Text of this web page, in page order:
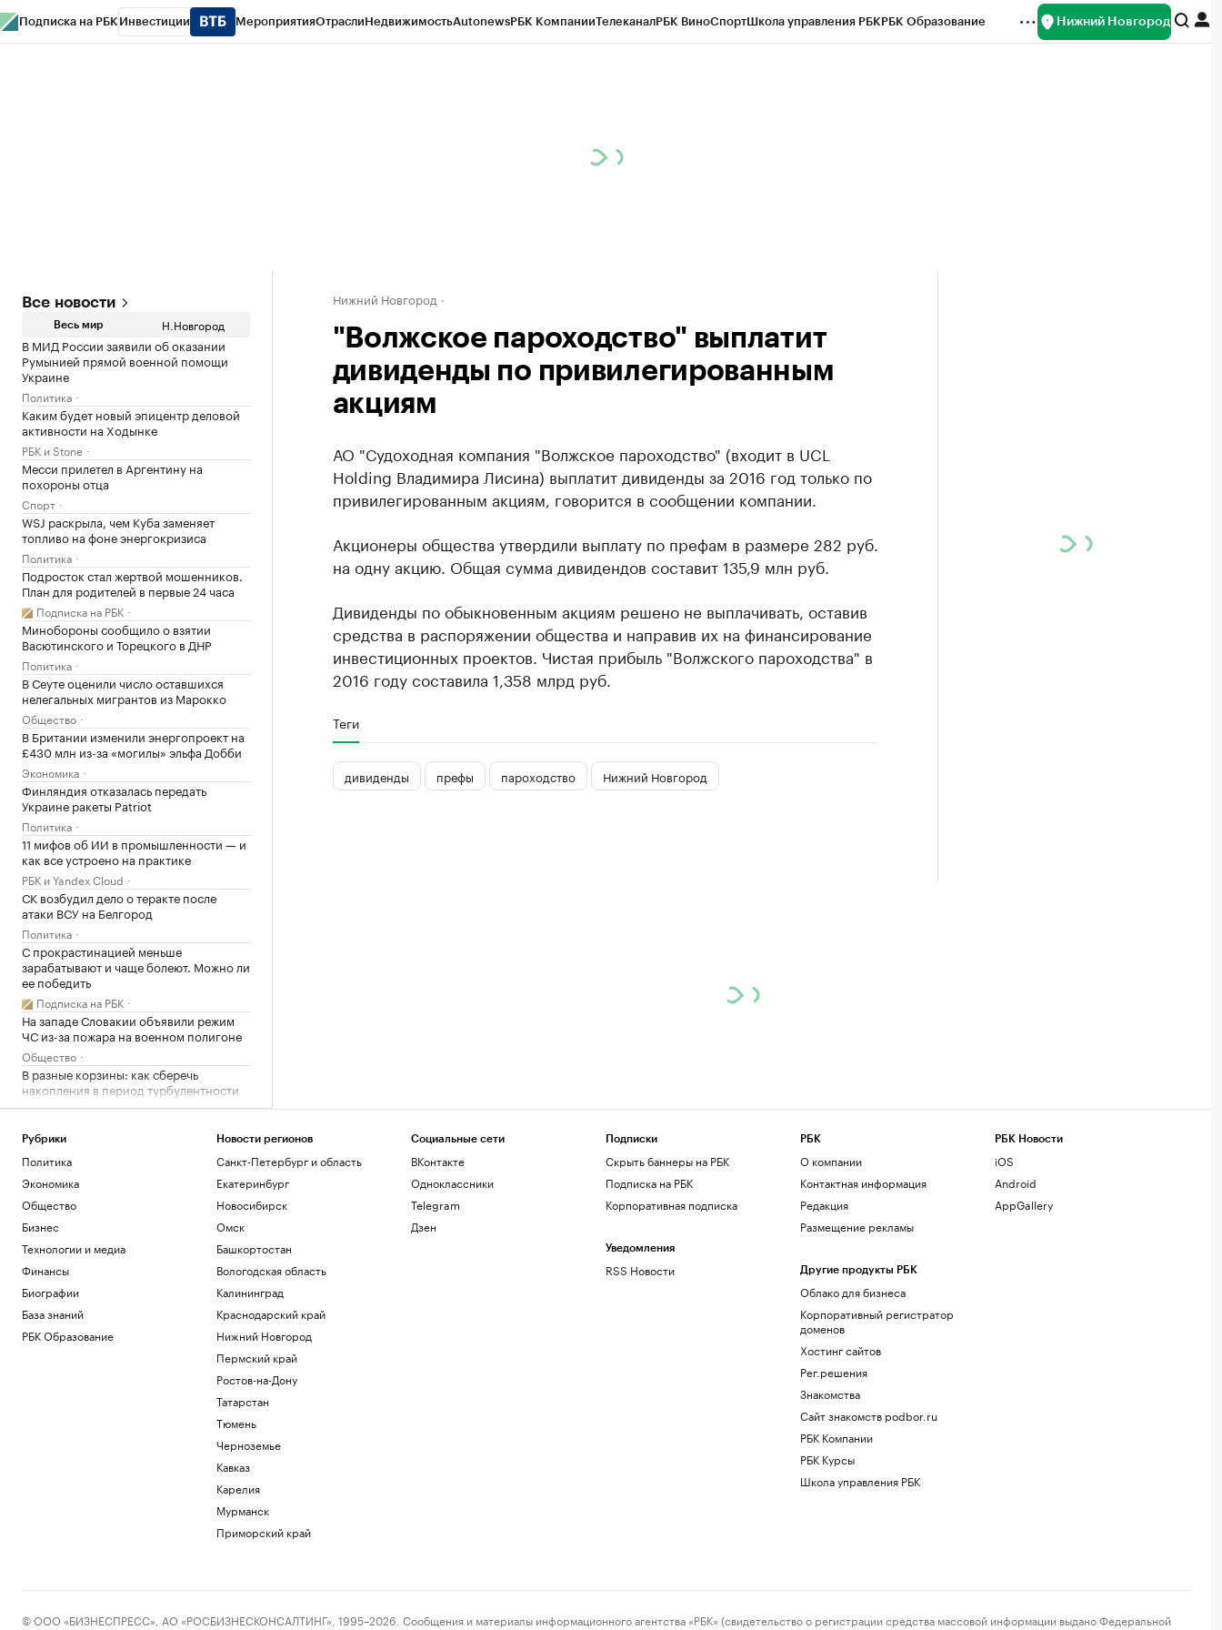
Подписка на РБК Инвестиции МероприятияОтраслиНедвижимостьAutonewsРБК КомпанииТелеканалРБК ВиноСпортШкола управления РБКРБК Образование Нижний Новгород
Все новости
Весь мир Н.Новгород
В МИД России заявили об оказании
Румынией прямой военной помощи
Украине
Политика
Каким будет новый эпицентр деловой
активности на Ходынке
РБК и Stone
Месси прилетел в Аргентину на
похороны отца
Спорт
WSJ раскрыла, чем Куба заменяет
топливо на фоне энергокризиса
Политика
Подросток стал жертвой мошенников.
План для родителей в первые 24 часа
Подписка на РБК
Минобороны сообщило о взятии
Васютинского и Торецкого в ДНР
Политика
В Сеуте оценили число оставшихся
нелегальных мигрантов из Марокко
Общество
В Британии изменили энергопроект на
£430 млн из-за «могилы» эльфа Добби
Экономика
Финляндия отказалась передать
Украине ракеты Patriot
Политика
11 мифов об ИИ в промышленности — и
как все устроено на практике
РБК и Yandex Cloud
СК возбудил дело о теракте после
атаки ВСУ на Белгород
Политика
С прокрастинацией меньше
зарабатывают и чаще болеют. Можно ли
ее победить
Подписка на РБК
На западе Словакии объявили режим
ЧС из-за пожара на военном полигоне
Общество
В разные корзины: как сберечь
накопления в период турбулентности
РБК и Сбер
многоэтажек после ночной атаки
дронов
Политика
Как за 6 недель настроить свой мозг на
жизнь мечты — идеи нейрохирурга
Подписка на РБК
«Смерть Голливуда». Кто и как срывает
слияние Paramount и Warner
Технологии и медиа
Часть Одессы осталась без
электроснабжения
Общество
Нижний Новгород
"Волжское пароходство" выплатит
дивиденды по привилегированным
акциям
АО "Судоходная компания "Волжское пароходство" (входит в UCL
Holding Владимира Лисина) выплатит дивиденды за 2016 год только по
привилегированным акциям, говорится в сообщении компании.
Акционеры общества утвердили выплату по префам в размере 282 руб.
на одну акцию. Общая сумма дивидендов составит 135,9 млн руб.
Дивиденды по обыкновенным акциям решено не выплачивать, оставив
средства в распоряжении общества и направив их на финансирование
инвестиционных проектов. Чистая прибыль "Волжского пароходства" в
2016 году составила 1,358 млрд руб.
Теги
дивиденды префы пароходство Нижний Новгород
Рубрики
Политика
Экономика
Общество
Бизнес
Технологии и медиа
Финансы
Биографии
База знаний
РБК Образование
Новости регионов
Санкт-Петербург и область
Екатеринбург
Новосибирск
Омск
Башкортостан
Вологодская область
Калининград
Краснодарский край
Нижний Новгород
Пермский край
Ростов-на-Дону
Татарстан
Тюмень
Черноземье
Кавказ
Карелия
Мурманск
Приморский край
Социальные сети
ВКонтакте
Одноклассники
Telegram
Дзен
Подписки
Скрыть баннеры на РБК
Подписка на РБК
Корпоративная подписка
Уведомления
RSS Новости
РБК
О компании
Контактная информация
Редакция
Размещение рекламы
Другие продукты РБК
Облако для бизнеса
Корпоративный регистратор
доменов
Хостинг сайтов
Рег.решения
Знакомства
Сайт знакомств podbor.ru
РБК Компании
РБК Курсы
Школа управления РБК
РБК Новости
iOS
Android
AppGallery
© ООО «БИЗНЕСПРЕСС», АО «РОСБИЗНЕСКОНСАЛТИНГ», 1995–2026. Сообщения и материалы информационного агентства «РБК» (свидетельство о регистрации средства массовой информации выдано Федеральной